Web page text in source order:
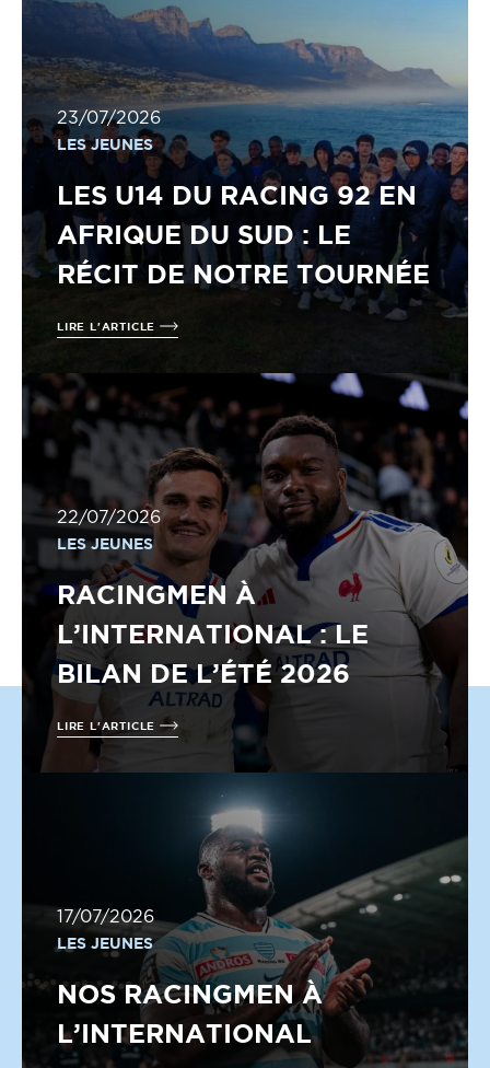
23/07/2026
LES JEUNES
LES U14 DU RACING 92 EN
AFRIQUE DU SUD : LE
RÉCIT DE NOTRE TOURNÉE
LIRE L'ARTICLE
22/07/2026
LES JEUNES
RACINGMEN À
L’INTERNATIONAL : LE
BILAN DE L’ÉTÉ 2026
LIRE L'ARTICLE
17/07/2026
LES JEUNES
NOS RACINGMEN À
L’INTERNATIONAL